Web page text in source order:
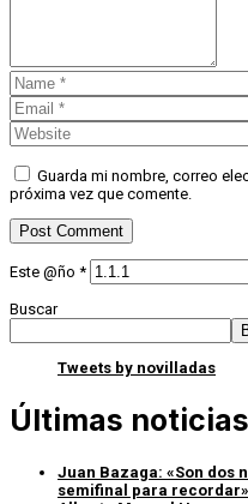
Guarda mi nombre, correo
próxima vez que comente.
Este @ño *
Buscar
Tweets by novilladas
Últimas noticias
Juan Bazaga: «Son dos
semifinal para recordar»